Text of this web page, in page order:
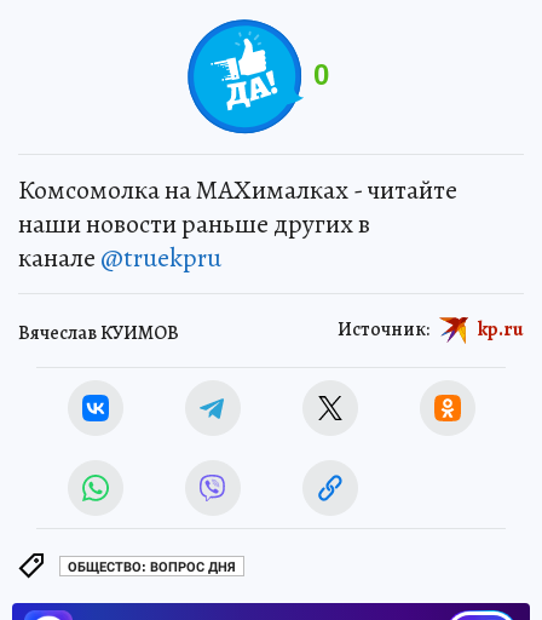
0
Комсомолка на MAXималках - читайте
наши новости раньше других в
канале @truekpru
Вячеслав КУИМОВ Источник: kp.ru
ОБЩЕСТВО: ВОПРОС ДНЯ